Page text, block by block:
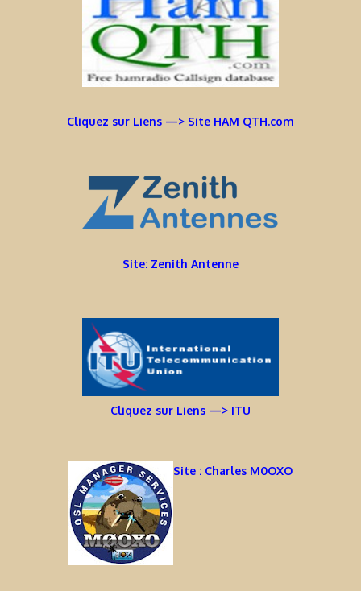
Cliquez sur Liens —> Site HAM QTH.com
Site: Zenith Antenne
Cliquez sur Liens —> ITU
Site : Charles M0OXO